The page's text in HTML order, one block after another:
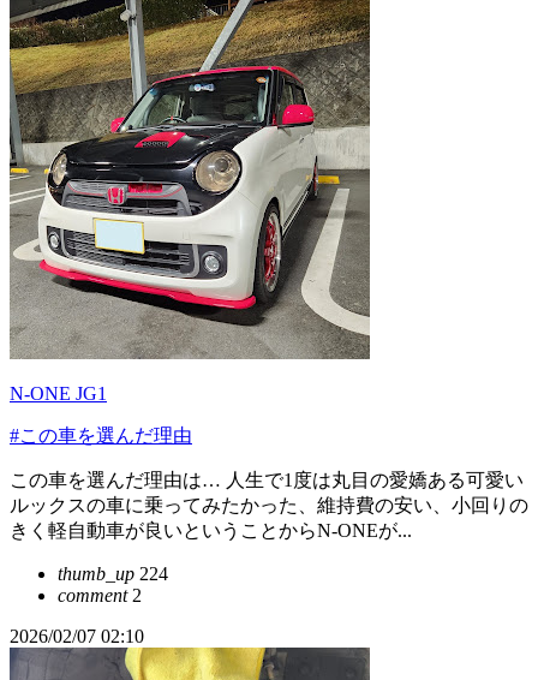
N-ONE JG1
#この車を選んだ理由
この車を選んだ理由は… 人生で1度は丸目の愛嬌ある可愛い
ルックスの車に乗ってみたかった、維持費の安い、小回りの
きく軽自動車が良いということからN-ONEが...
thumb_up 224
comment2
2026/02/07 02:10